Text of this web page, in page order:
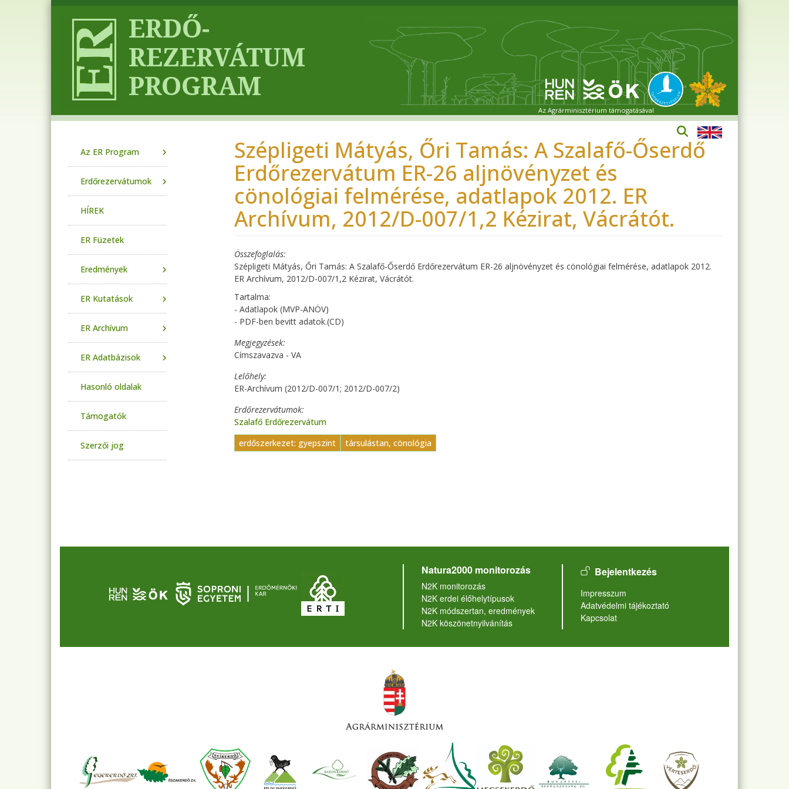
Az Agrárminisztérium támogatásával
Szépligeti Mátyás, Őri Tamás: A Szalafő-Őserdő
Erdőrezervátum ER-26 aljnövényzet és
cönológiai felmérése, adatlapok 2012. ER
Archívum, 2012/D-007/1,2 Kézirat, Vácrátót.
Összefoglalás
Szépligeti Mátyás, Őri Tamás: A Szalafő-Őserdő Erdőrezervátum ER-26 aljnövényzet és cönológiai felmérése, adatlapok 2012.
ER Archívum, 2012/D-007/1,2 Kézirat, Vácrátót.
Tartalma:
- Adatlapok (MVP-ANÖV)
- PDF-ben bevitt adatok.(CD)
Megjegyzések
Címszavazva - VA
Lelőhely
ER-Archívum (2012/D-007/1; 2012/D-007/2)
Erdőrezervátumok
Szalafő Erdőrezervátum
erdőszerkezet: gyepszint
társulástan, cönológia
Az ER Program
Erdőrezervátumok
HÍREK
ER Füzetek
Eredmények
ER Kutatások
ER Archívum
ER Adatbázisok
Hasonló oldalak
Támogatók
Szerzői jog
Natura2000 monitorozás
N2K monitorozás
N2K erdei élőhelytípusok
N2K módszertan, eredmények
N2K köszönetnyilvánítás
User account menu
Bejelentkezés
Lábléc
Impresszum
Adatvédelmi tájékoztató
Kapcsolat